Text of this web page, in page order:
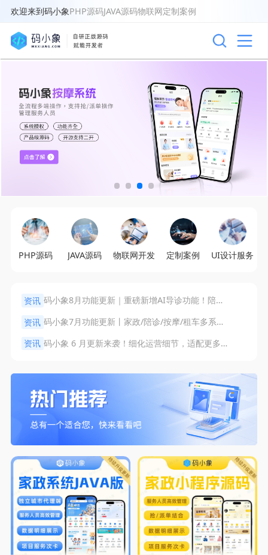
欢迎来到码小象PHP源码JAVA源码物联网定制案例
PHP源码 JAVA源码 物联网开发 定制案例 UI设计服务
资讯
码小象8月功能更新｜重磅新增AI导诊功能！陪诊系统九大功能全面升级迭代
资讯
码小象7月功能更新丨家政/陪诊/按摩/租车多系统迭代！
资讯
码小象 6 月更新来袭！细化运营细节，适配更多场景